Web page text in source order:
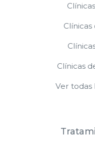
Clínicas
Ver todas